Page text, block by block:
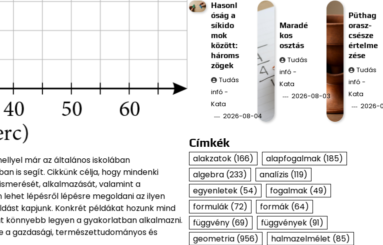
már az általános iskolában
is segít. Cikkünk célja, hogy mindenki
alkalmazását, valamint a
lépésről lépésre megoldani az ilyen
kapjunk. Konkrét példákat hozunk mind
legyen a gyakorlatban alkalmazni.
a gazdasági, természettudományos és
Hasonl
óság a
síkido
mok
között:
hároms
zögek
Tudás
infó -
Kata
2026-08-04
Maradé
kos
osztás
Tudás
infó -
Kata
2026-08-03
Püthag
orasz-
csésze
értelme
zése
Tudás
infó -
Kata
2026-
Címkék
alakzatok(166) alapfogalmak(185)
algebra(233) analízis(119)
egyenletek(54) fogalmak(49)
formulák(72) formák(64)
függvény(69) függvények(91)
geometria(956) halmazelmélet (85)